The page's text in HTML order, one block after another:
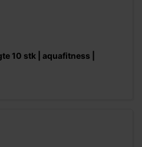
10 stk | aquafitness |